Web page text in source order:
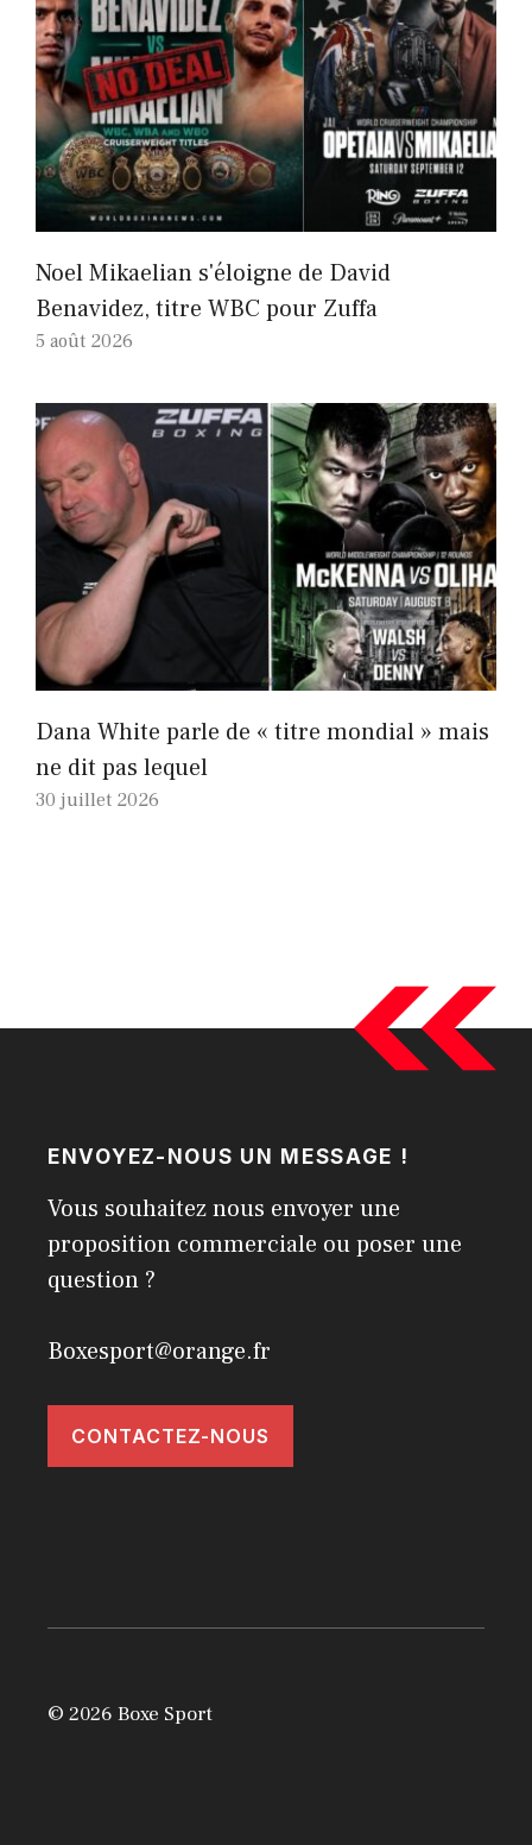
Noel Mikaelian s'éloigne de David
Benavidez, titre WBC pour Zuffa
5 août 2026
Dana White parle de « titre mondial » mais
ne dit pas lequel
30 juillet 2026
ENVOYEZ-NOUS UN MESSAGE !
Vous souhaitez nous envoyer une
proposition commerciale ou poser une
question ?
Boxesport@orange.fr
CONTACTEZ-NOUS
© 2026 Boxe Sport